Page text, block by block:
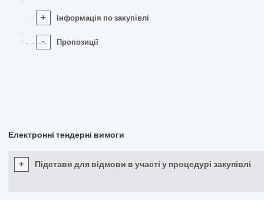
+ Інформація по закупівлі
- Пропозиції
Електронні тендерні вимоги
+ Підстави для відмови в участі у процедурі закупівлі